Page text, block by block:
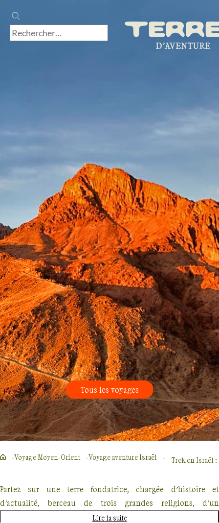
Tous les voyages
Voyage Moyen-Orient Voyage aventure Israël Trek en Israël
Partez sur une terre fondatrice, chargée d’histoire et
d’actualité, berceau de trois grandes religions, d’un
patrimoine si riche mais aussi de sites naturels de premier
Lire la suite